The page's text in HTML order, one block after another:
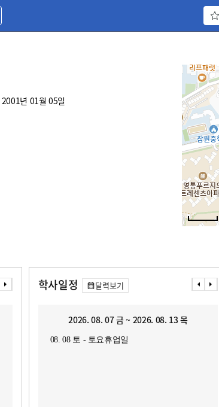
2001년 01월 05일
학사일정 달력보기
2026. 08. 07 금 ~ 2026. 08. 13 목
08. 08 토 - 토요휴업일